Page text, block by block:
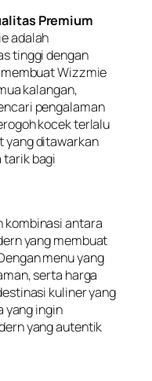
Premium
adalah
tinggi dengan
Wizzmie
kalangan,
pengalaman
kocek terlalu
yang ditawarkan
tarik bagi
kombinasi antara
yang membuat
menu yang
serta harga
kuliner yang
yang ingin
yang autentik